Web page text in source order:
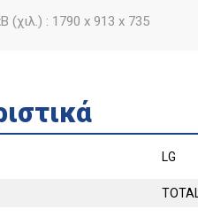
(χιλ.) : 1790 x 913 x 735
LG